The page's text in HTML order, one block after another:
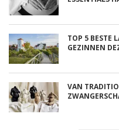
TOP 5 BESTE
GEZINNEN
VAN